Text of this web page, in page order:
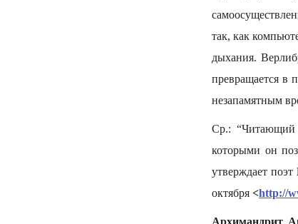
так, как
дыхания.
превращается в
незапамятным
Ср.: “Читающий
которыми он
утверждает поэт
октября <http://
Архимандрит